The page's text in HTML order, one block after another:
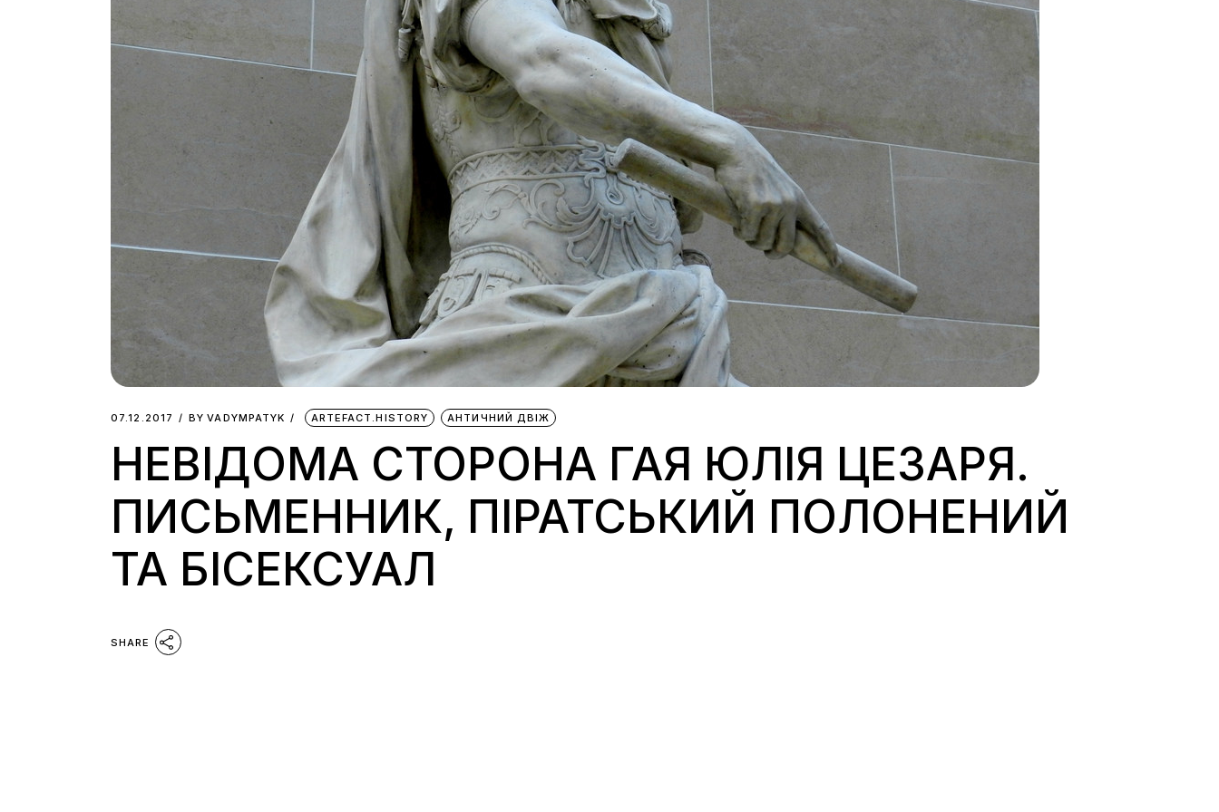
07.12.2017 BY VADYMPATYK ARTEFACT.HISTORY АНТИЧНИЙ ДВІЖ
НЕВІДОМА СТОРОНА ГАЯ ЮЛІЯ ЦЕЗАРЯ.
ПИСЬМЕННИК, ПІРАТСЬКИЙ ПОЛОНЕНИЙ
ТА БІСЕКСУАЛ
SHARE